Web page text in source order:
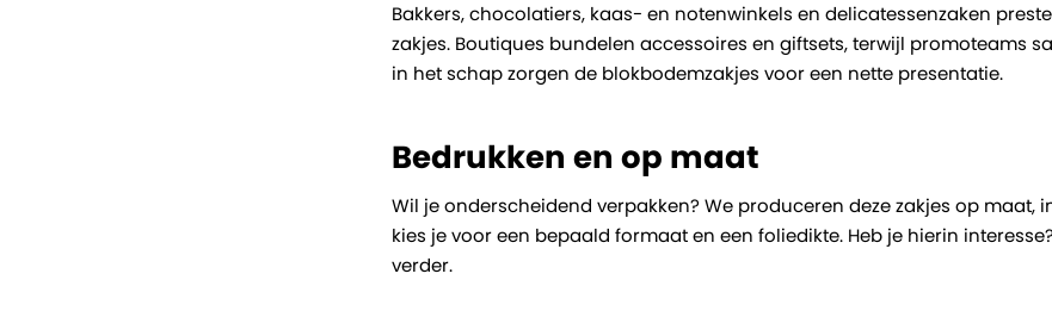
Bakkers, chocolatiers, kaas- en notenwinkels en delicatessenzaken
zakjes. Boutiques bundelen accessoires en giftsets, terwijl promoteams
in het schap zorgen de blokbodemzakjes voor een nette presentatie.
Bedrukken en op maat
Wil je onderscheidend verpakken? We produceren deze zakjes op
kies je voor een bepaald formaat en een foliedikte. Heb je hierin
verder.